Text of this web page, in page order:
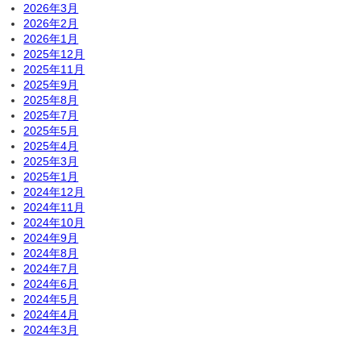
2026年3月
2026年2月
2026年1月
2025年12月
2025年11月
2025年9月
2025年8月
2025年7月
2025年5月
2025年4月
2025年3月
2025年1月
2024年12月
2024年11月
2024年10月
2024年9月
2024年8月
2024年7月
2024年6月
2024年5月
2024年4月
2024年3月